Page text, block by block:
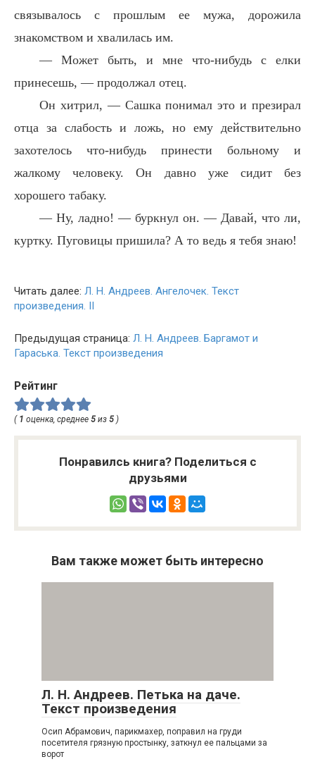
связывалось с прошлым ее мужа, дорожила
знакомством и хвалилась им.
— Может быть, и мне что-нибудь с елки
принесешь, — продолжал отец.
Он хитрил, — Сашка понимал это и презирал
отца за слабость и ложь, но ему действительно
захотелось что-нибудь принести больному и
жалкому человеку. Он давно уже сидит без
хорошего табаку.
— Ну, ладно! — буркнул он. — Давай, что ли,
куртку. Пуговицы пришила? А то ведь я тебя знаю!
Читать далее: Л. Н. Андреев. Ангелочек. Текст
произведения. II
Предыдущая страница: Л. Н. Андреев. Баргамот и
Гараська. Текст произведения
Рейтинг
( 1 оценка, среднее 5 из 5 )
Понравилсь книга? Поделиться с
друзьями
Вам также может быть интересно
Л. Н. Андреев. Петька на даче.
Текст произведения
Осип Абрамович, парикмахер, поправил на груди
посетителя грязную простынку, заткнул ее пальцами за
ворот